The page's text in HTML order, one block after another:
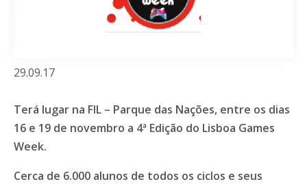
29.09.17
Terá lugar na FIL – Parque das Nações, entre os dias
16 e 19 de novembro a 4ª Edição do Lisboa Games
Week.
Cerca de 6.000 alunos de todos os ciclos e seus